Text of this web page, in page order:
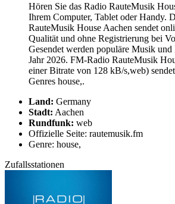
Hören Sie das Radio RauteMusik
Ihrem Computer, Tablet oder Handy.
RauteMusik House Aachen sendet
Qualität und ohne Registrierung bei
Gesendet werden populäre Musik und
Jahr 2026. FM-Radio RauteMusik
einer Bitrate von 128 kB/s,web)
Genres house,.
Land: Germany
Stadt: Aachen
Rundfunk: web
Offizielle Seite: rautemusik.fm
Genre: house,
Zufallsstationen